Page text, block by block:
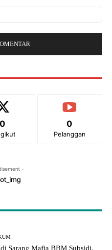
*
:
e
b
0 0
Pelanggan
-
Sarang Mafia BBM Subsidi,